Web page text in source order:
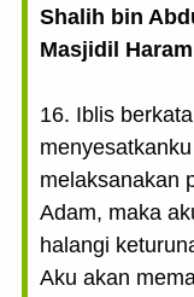
Shalih bin
Masjidil Haram
16. Iblis
melaksanakan
Adam, maka
halangi
Aku akan